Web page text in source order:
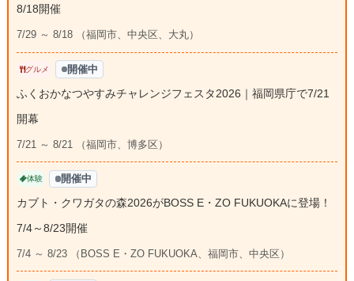
8/18開催
7/29 ～ 8/18 （福岡市、中央区、大丸）
グルメ 開催中
ふくおかなつやすみチャレンジフェスタ2026｜福岡県庁で7/21
開幕
7/21 ～ 8/21 （福岡市、博多区）
体験 開催中
カブト・クワガタの森2026がBOSS E・ZO FUKUOKAに登場！
7/4～8/23開催
7/4 ～ 8/23 （BOSS E・ZO FUKUOKA、福岡市、中央区）